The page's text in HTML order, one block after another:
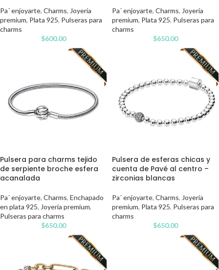
Pa´ enjoyarte, Charms, Joyería
premium, Plata 925, Pulseras para
charms
$600.00
Pa´ enjoyarte, Charms, Joyería
premium, Plata 925, Pulseras para
charms
$650.00
Pulsera para charms tejido
de serpiente broche esfera
acanalada
Pa´ enjoyarte, Charms, Enchapado
en plata 925, Joyería premium,
Pulseras para charms
$650.00
Pulsera de esferas chicas y
cuenta de Pavé al centro –
zirconias blancas
Pa´ enjoyarte, Charms, Joyería
premium, Plata 925, Pulseras para
charms
$650.00